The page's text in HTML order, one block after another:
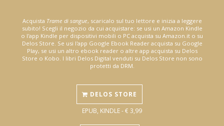
Acquista Trame di sangue, scaricalo sul tuo lettore e inizia a leggere
subito! Scegli il negozio da cui acquistare: se usi un Amazon Kindle
o l'app Kindle per dispositivi mobili o PC acquista su Amazon.it o su
Delos Store. Se usi l'app Google Ebook Reader acquista su Google
Play, se usi un altro ebook reader o altre app acquista su Delos
Store o Kobo. I libri Delos Digital venduti su Delos Store non sono
protetti da DRM.
DELOS STORE
EPUB, KINDLE - € 3,99